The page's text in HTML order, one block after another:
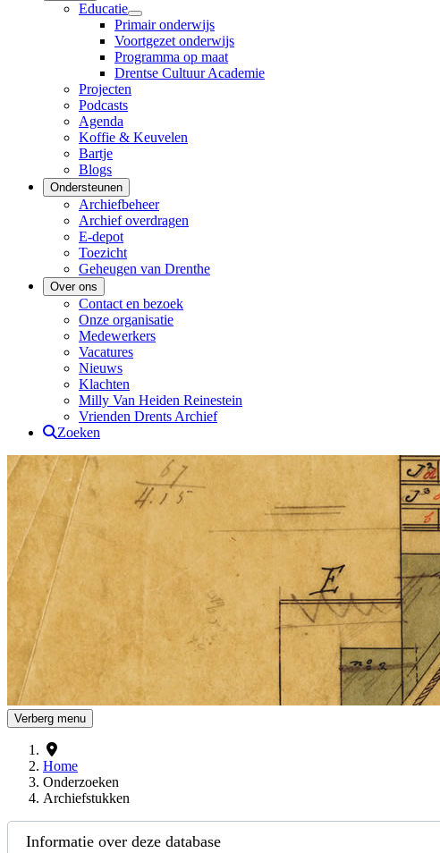
Educatie
Primair onderwijs
Voortgezet onderwijs
Programma op maat
Drentse Cultuur Academie
Projecten
Podcasts
Agenda
Koffie & Keuvelen
Bartje
Blogs
Ondersteunen
Archiefbeheer
Archief overdragen
E-depot
Toezicht
Geheugen van Drenthe
Over ons
Contact en bezoek
Onze organisatie
Medewerkers
Vacatures
Nieuws
Klachten
Milly Van Heiden Reinestein
Vrienden Drents Archief
Zoeken
Drents Archief
Verberg menu
Home
Onderzoeken
Archiefstukken
Informatie over deze database